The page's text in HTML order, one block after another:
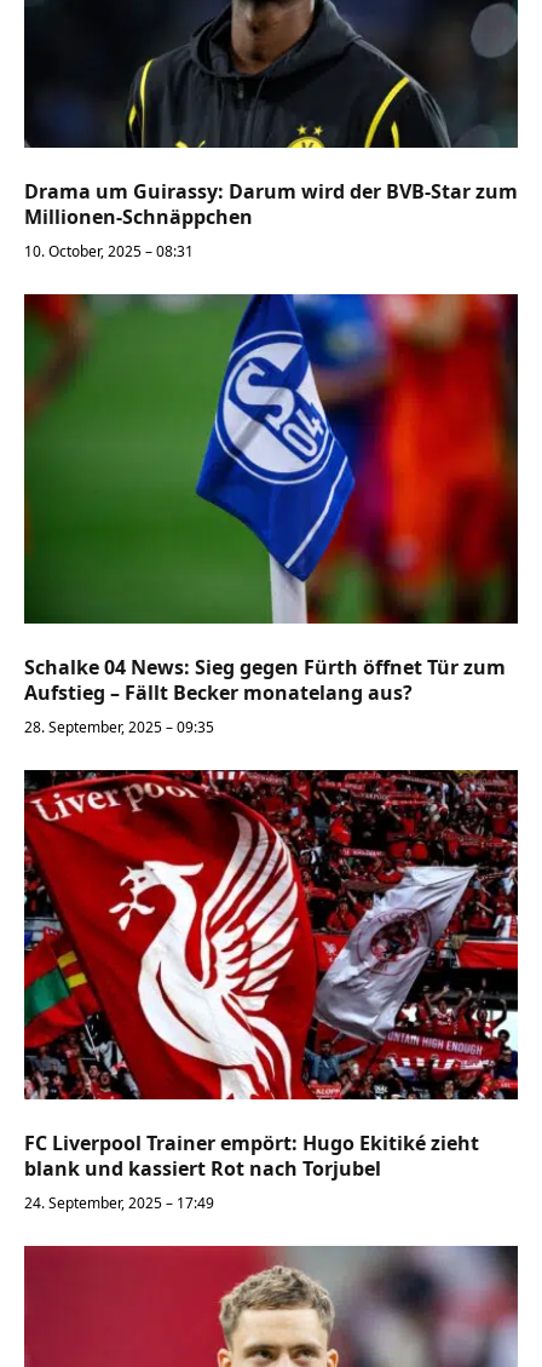
Drama um Guirassy: Darum wird der BVB-Star zum
Millionen-Schnäppchen
10. October, 2025 – 08:31
Schalke 04 News: Sieg gegen Fürth öffnet Tür zum
Aufstieg – Fällt Becker monatelang aus?
28. September, 2025 – 09:35
FC Liverpool Trainer empört: Hugo Ekitiké zieht
blank und kassiert Rot nach Torjubel
24. September, 2025 – 17:49